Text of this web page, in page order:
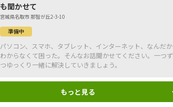
も聞かせて
宮城県名取市 那智が丘2-3-10
準備中
パソコン、スマホ、タブレット、インターネット、なんだか
わからなくて困った。そんなお話聞かせてください。一つず
つゆっくり一緒に解決していきましょう。
もっと見る